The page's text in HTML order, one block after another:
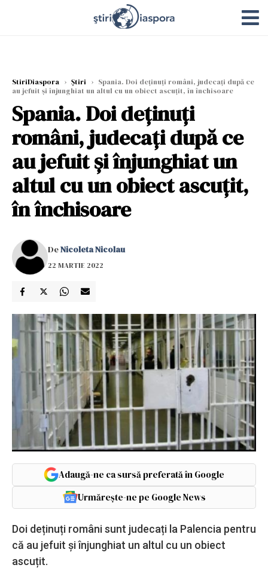
StiriDiaspora › Știri › Spania. Doi deținuți români, judecați după ce
au jefuit și înjunghiat un altul cu un obiect ascuțit, în închisoare
Spania. Doi deținuți
români, judecați după ce
au jefuit și înjunghiat un
altul cu un obiect ascuțit,
în închisoare
DeNicoleta Nicolau
22 MARTIE 2022
Adaugă-ne ca sursă preferată în Google
Urmărește-ne pe Google News
Doi deținuți români sunt judecați la Palencia pentru
că au jefuit și înjunghiat un altul cu un obiect
ascuțit.